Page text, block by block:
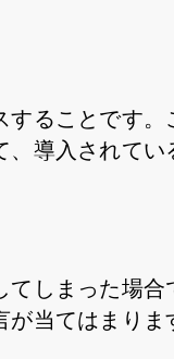
ることです
導入されてい
しまった場
当てはまりま